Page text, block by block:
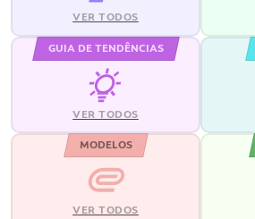
VER TODOS
GUIA DE TENDÊNCIAS
VER TODOS
MODELOS
VER TODOS